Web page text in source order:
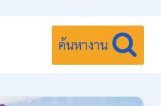
ค้นหางาน